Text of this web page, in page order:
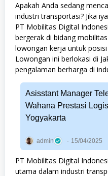
Apakah Anda sedang
industri transportasi? Jika
PT Mobilitas Digital
bergerak di bidang
lowongan kerja untuk
Lowongan ini berlokasi di
pengalaman berharga di
Asisstant Manager
Wahana Prestasi
Yogyakarta
admin 15/04/2025
PT Mobilitas Digital
utama dalam industri